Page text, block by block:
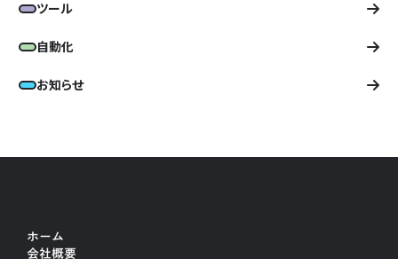
ツール
自動化
お知らせ
ホーム
会社概要